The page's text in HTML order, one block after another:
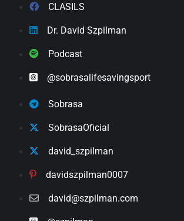
CLASILS
Dr. David Szpilman
Podcast
@sobrasalifesavingsport
Sobrasa
SobrasaOficial
david_szpilman
davidszpilman0007
david@szpilman.com